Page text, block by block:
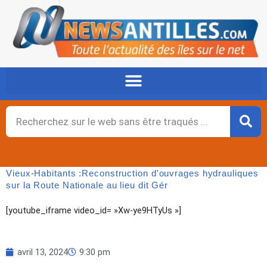
contenu
Rechercher
Vieux-Habitants :Reconstruction d'ouvrages hydrauliques
sur la Route Nationale au lieu dit Gér
[youtube_iframe video_id= »Xw-ye9HTyUs »]
avril 13, 2024 9:30 pm